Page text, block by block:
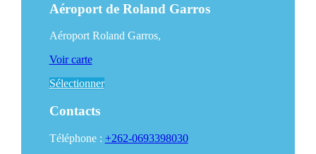
Aéroport de Roland Garros
Aéroport Roland Garros,
Voir carte
Sélectionner
Contacts
Téléphone : +262-0693398030